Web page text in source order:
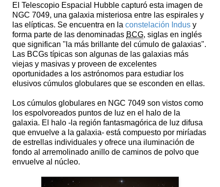
El Telescopio Espacial Hubble capturó esta imagen de
NGC 7049, una galaxia misteriosa entre las espirales y
las elípticas. Se encuentra en la constelación Indus y
forma parte de las denominadas BCG, siglas en inglés
que significan "la más brillante del cúmulo de galaxias".
Las BCGs típicas son algunas de las galaxias más
viejas y masivas y proveen de excelentes
oportunidades a los astrónomos para estudiar los
elusivos cúmulos globulares que se esconden en ellas.
Los cúmulos globulares en NGC 7049 son vistos como
los espolvoreados puntos de luz en el halo de la
galaxia. El halo -la región fantasmagórica de luz difusa
que envuelve a la galaxia- está compuesto por miríadas
de estrellas individuales y ofrece una iluminación de
fondo al arremolinado anillo de caminos de polvo que
envuelve al núcleo.